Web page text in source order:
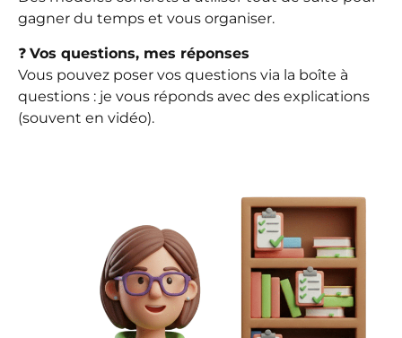
gagner du temps et vous organiser.
❓ Vos questions, mes réponses
Vous pouvez poser vos questions via la boîte à
questions : je vous réponds avec des explications
(souvent en vidéo).